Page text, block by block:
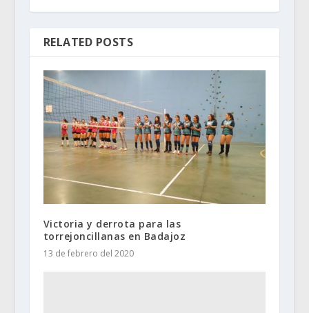
RELATED POSTS
Victoria y derrota para las
torrejoncillanas en Badajoz
13 de febrero del 2020